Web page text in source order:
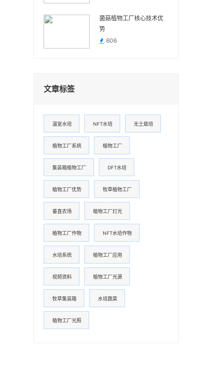
菌菇植物工厂核心技术优
势
606
文章标签
温室水培 NFT水培 无土栽培
植物工厂系统 植物工厂
集装箱植物工厂 DFT水培
植物工厂优势 牧草植物工厂
垂直农场 植物工厂灯光
植物工厂作物 NFT水培作物
水培系统 植物工厂应用
视频资料 植物工厂光源
牧草集装箱 水培蔬菜
植物工厂光照